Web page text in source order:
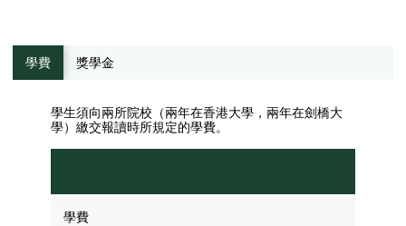
學費 獎學金
學生須向兩所院校（兩年在香港大學，兩年在劍橋大
學）繳交報讀時所規定的學費。
學費